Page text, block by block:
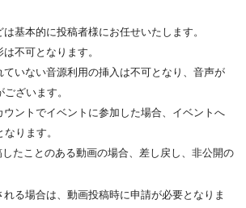
基本的に投稿者様にお任せいたします。
不可となります。
ていない音源利用の挿入は不可となり、音声が
ざいます。
ウントでイベントに参加した場合、イベントへ
ります。
たことのある動画の場合、差し戻し、非公開の
る場合は、動画投稿時に申請が必要となりま